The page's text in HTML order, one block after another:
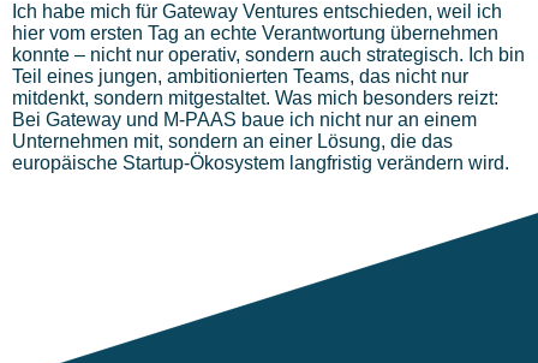
Ich habe mich für Gateway Ventures entschieden, weil ich
hier vom ersten Tag an echte Verantwortung übernehmen
konnte – nicht nur operativ, sondern auch strategisch. Ich bin
Teil eines jungen, ambitionierten Teams, das nicht nur
mitdenkt, sondern mitgestaltet. Was mich besonders reizt:
Bei Gateway und M-PAAS baue ich nicht nur an einem
Unternehmen mit, sondern an einer Lösung, die das
europäische Startup-Ökosystem langfristig verändern wird.